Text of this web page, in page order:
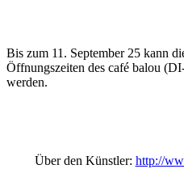
Bis zum 11. September 25 kann
Öffnungszeiten des café balou
werden.
Über den Künstler: http://